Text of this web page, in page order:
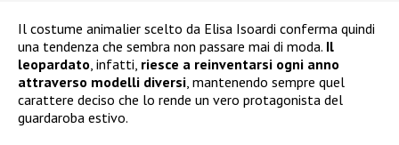
Il costume animalier scelto da Elisa Isoardi conferma quindi
una tendenza che sembra non passare mai di moda. Il
leopardato, infatti, riesce a reinventarsi ogni anno
attraverso modelli diversi, mantenendo sempre quel
carattere deciso che lo rende un vero protagonista del
guardaroba estivo.